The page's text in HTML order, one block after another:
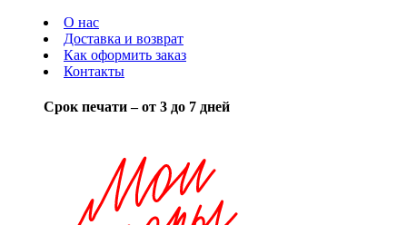
О нас
Доставка и возврат
Как оформить заказ
Контакты
Срок печати – от 3 до 7 дней